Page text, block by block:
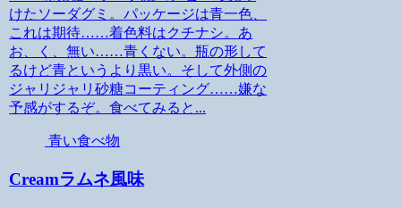
けたソーダグミ。パッケージは青一色、
これは期待……着色料はクチナシ。あ
お、く、無い……青くない。瓶の形して
るけど青というより黒い。そして外側の
ジャリジャリ砂糖コーティング……嫌な
予感がするぞ。食べてみると...
青い食べ物
Creamラムネ風味